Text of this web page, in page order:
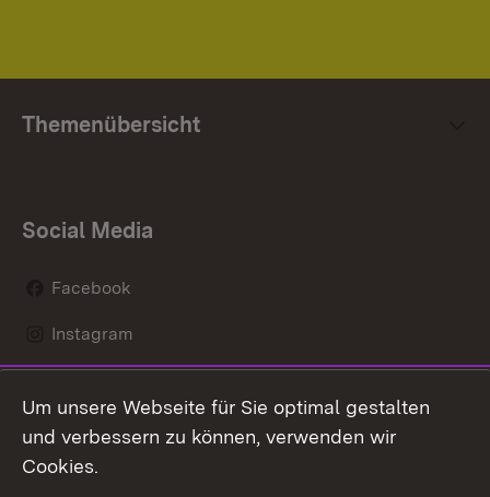
Themenübersicht
Social Media
Facebook
Instagram
Mastodon
Youtube
Um unsere Webseite für Sie optimal gestalten
und verbessern zu können, verwenden wir
Cookies.